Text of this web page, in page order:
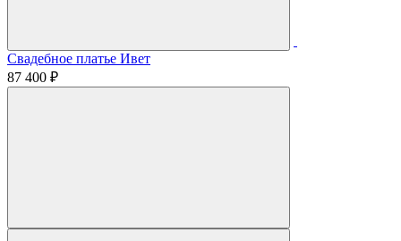
Свадебное платье Ивет
87 400 ₽